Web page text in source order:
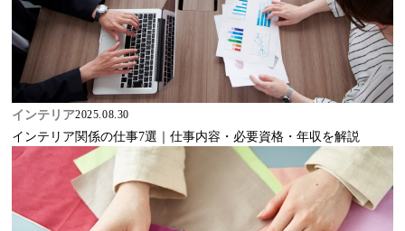
インテリア2025.08.30
インテリア関係の仕事7選｜仕事内容・必要資格・年収を解説